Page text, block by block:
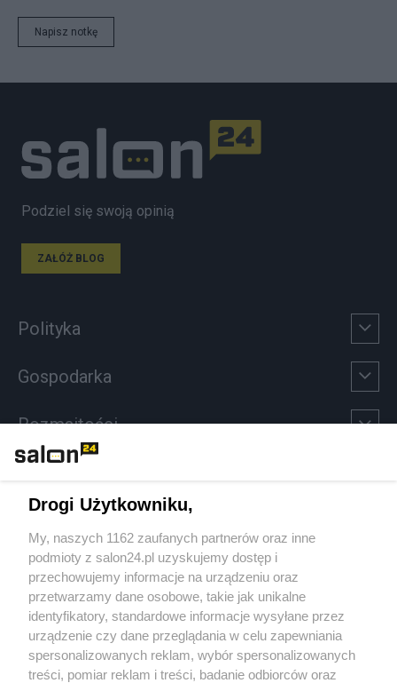
Napisz notkę
Podziel się swoją opinią
ZAŁÓŻ BLOG
Polityka
Gospodarka
Rozmaitości
Sport
Społeczeństwo
Kultura
Drogi Użytkowniku,
My, naszych 1162 zaufanych partnerów oraz inne
podmioty z salon24.pl uzyskujemy dostęp i
przechowujemy informacje na urządzeniu oraz
przetwarzamy dane osobowe, takie jak unikalne
identyfikatory, standardowe informacje wysyłane przez
urządzenie czy dane przeglądania w celu zapewniania
spersonalizowanych reklam, wybór spersonalizowanych
treści, pomiar reklam i treści, badanie odbiorców oraz